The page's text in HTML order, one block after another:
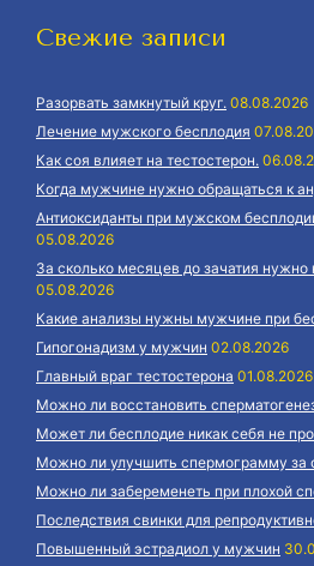
Свежие записи
Разорвать замкнутый круг. 08.08.2026
Лечение мужского бесплодия
Как соя влияет на тестостерон.
Когда мужчине нужно обращаться к
Антиоксиданты при мужском
05.08.2026
За сколько месяцев до зачатия нужно
05.08.2026
Какие анализы нужны мужчине при
Гипогонадизм у мужчин 02.08.2026
Главный враг тестостерона 01.08.2026
Можно ли восстановить
Может ли бесплодие никак себя не
Можно ли улучшить спермограмму за
Можно ли забеременеть при плохой
Последствия свинки для
Повышенный эстрадиол у мужчин